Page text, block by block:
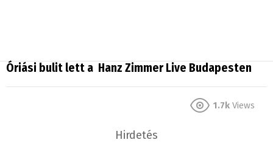
Óriási bulit lett a Hanz Zimmer Live Budapesten
1.7k Views
Hirdetés